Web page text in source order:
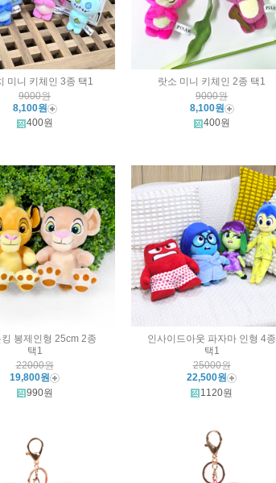
미니 키체인 3종 택1
9000원
8,100원
400원
랏소 미니 키체인 2종 택1
9000원
8,100원
400원
봉제인형 25cm 2종
택1
22000원
19,800원
990원
인사이드아웃 파자마 인형 4종
택1
25000원
22,500원
1120원